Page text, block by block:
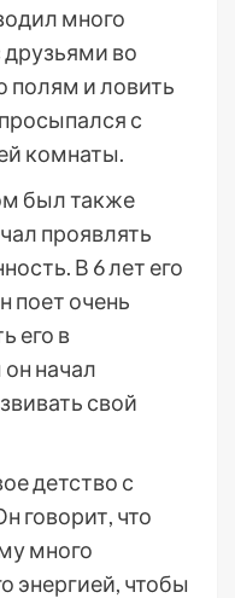
много
друзьями во
полям и ловить
с
комнаты.
был также
проявлять
В 6 лет его
поет очень
его в
начал
свой
детство с
говорит, что
много
энергией, чтобы